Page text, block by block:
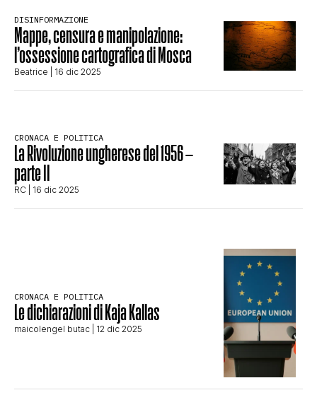
SCIENZA E TECNOLOGIA
SALUTE E MEDICINA
STORIA E CITAZIONI
INTRATTENIMENTO
COMPLOTTI, LEGGENDE URBANE ED
EVERGREEN
DISINFORMAZIONE
Mappe, censura e manipolazione:
l’ossessione cartografica di Mosca
Beatrice | 16 dic 2025
CRONACA E POLITICA
La Rivoluzione ungherese del 1956 –
parte II
RC | 16 dic 2025
CRONACA E POLITICA
Le dichiarazioni di Kaja Kallas
maicolengel butac | 12 dic 2025